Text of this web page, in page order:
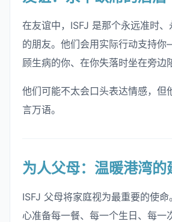
在友谊中，ISFJ 是那个永远准时
的朋友。他们会用实际行动支持
顾生病的你、在你失落时坐在旁边
他们可能不太会口头表达情感，但
言万语。
为人父母：温暖港湾的
ISFJ 父母将家庭视为最重要的使
心准备每一餐、每一个生日、每一